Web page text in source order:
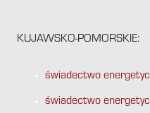
KUJAWSKO-POMORSKIE:
świadectwo
świadectwo